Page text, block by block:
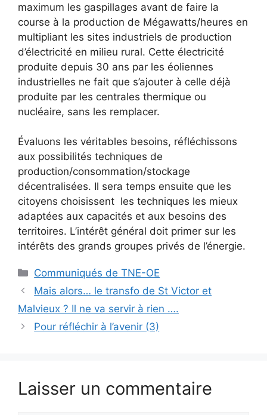
maximum les gaspillages avant de faire la
course à la production de Mégawatts/heures en
multipliant les sites industriels de production
d’électricité en milieu rural. Cette électricité
produite depuis 30 ans par les éoliennes
industrielles ne fait que s’ajouter à celle déjà
produite par les centrales thermique ou
nucléaire, sans les remplacer.
Évaluons les véritables besoins, réfléchissons
aux possibilités techniques de
production/consommation/stockage
décentralisées. Il sera temps ensuite que les
citoyens choisissent les techniques les mieux
adaptées aux capacités et aux besoins des
territoires. L’intérêt général doit primer sur les
intérêts des grands groupes privés de l’énergie.
Catégories
Communiqués de TNE-OE
Mais alors… le transfo de St Victor et
Malvieux ? Il ne va servir à rien ….
Pour réfléchir à l’avenir (3)
Laisser un commentaire